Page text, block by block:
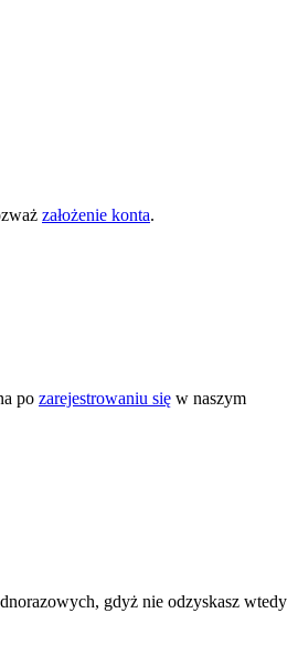
założenie konta.
po zarejestrowaniu się w naszym
gdyż nie odzyskasz wtedy